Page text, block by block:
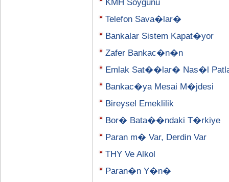
KMH Soygunu
Telefon Sava�lar�
Bankalar Sistem Kapat�yor
Zafer Bankac�n�n
Emlak Sat��lar� Nas�l
Bankac�ya Mesai M�jdesi
Bireysel Emeklilik
Bor� Bata��ndaki T�rkiye
Paran m� Var, Derdin Var
THY Ve Alkol
Paran�n Y�n�